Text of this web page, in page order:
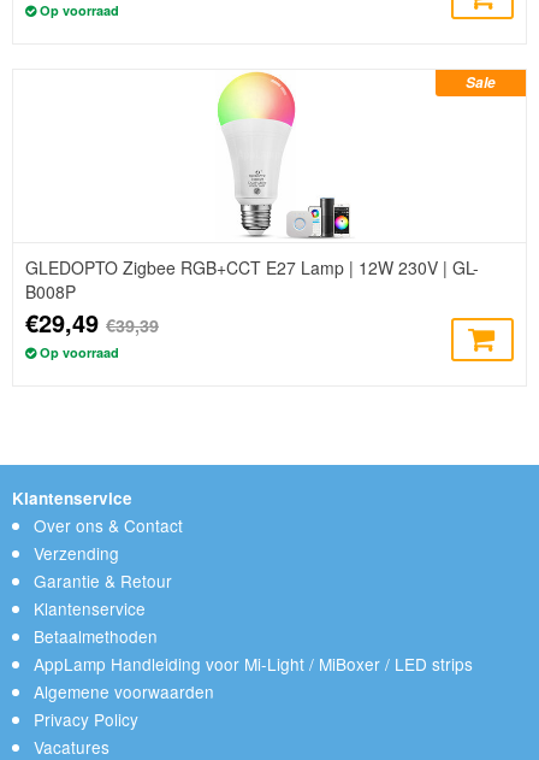
Op voorraad
Sale
GLEDOPTO Zigbee RGB+CCT E27 Lamp | 12W 230V | GL-
B008P
€29,49 €39,39
Op voorraad
Klantenservice
Over ons & Contact
Verzending
Garantie & Retour
Klantenservice
Betaalmethoden
AppLamp Handleiding voor Mi-Light / MiBoxer / LED strips
Algemene voorwaarden
Privacy Policy
Vacatures